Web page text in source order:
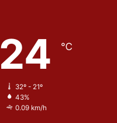
24 ℃
32º - 21º
43%
0.09 km/h